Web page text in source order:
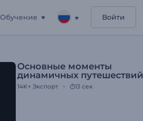
Обучение Войти
Основные моменты
динамичных путешествий
14K+ Экспорт 13 сек